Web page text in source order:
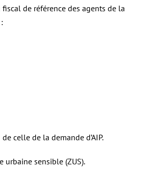
de référence des agents de la
celle de la demande d’AIP.
urbaine sensible (ZUS).